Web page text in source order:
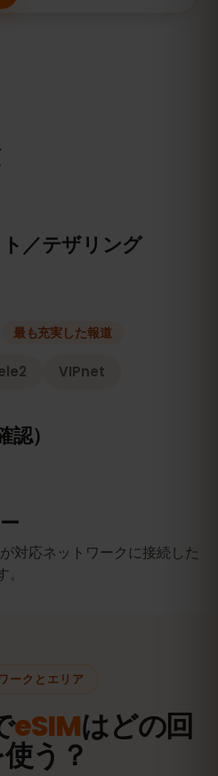
／テザリング
最も充実した報道
VIPnet
）
対応ネットワークに接続した
ークとエリア
eSIMはどの回
う？